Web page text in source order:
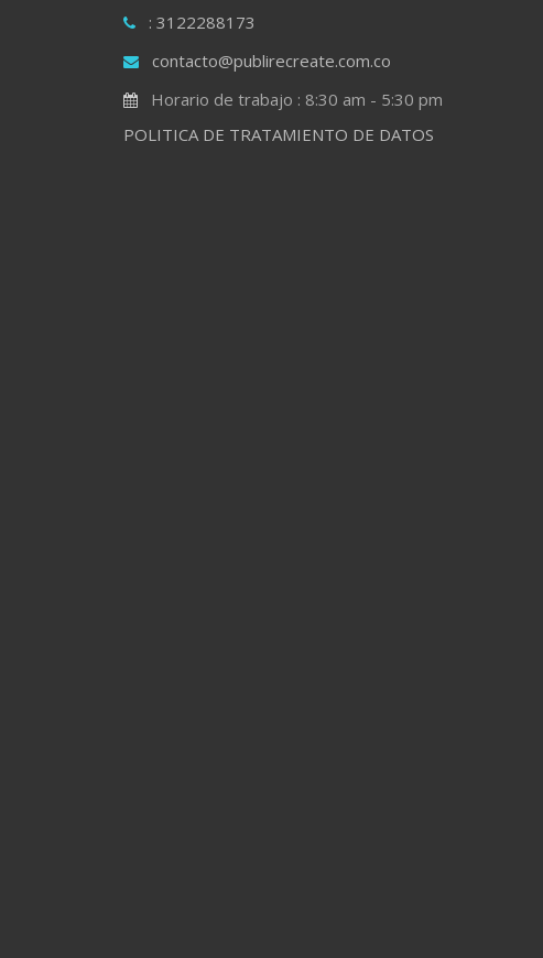
: 3122288173
contacto@publirecreate.com.co
Horario de trabajo : 8:30 am - 5:30 pm
POLITICA DE TRATAMIENTO DE DATOS